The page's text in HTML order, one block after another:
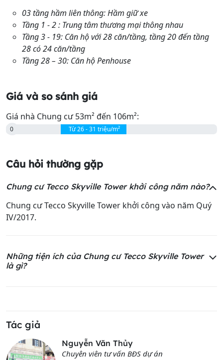
Trường THCS Ngũ Hiệp
WVG2+PR8, Ngũ Hiệp
03 tầng hầm liên thông: Hầm giữ xe
Tầng 1 - 2 : Trung tâm thương mại thông nhau
Tầng 3 - 19: Căn hộ với 28 căn/tầng, tầng 20 đến tầng
28 có 24 căn/tầng
Tầng 28 – 30: Căn hộ Penhouse
Giá và so sánh giá
Giá nhà Chung cư 53m² đến 106m²:
0 Từ 26 - 31 triệu/m²
Câu hỏi thường gặp
Chung cư Tecco Skyville Tower khởi công năm nào?
Chung cư Tecco Skyville Tower khởi công vào năm Quý
IV/2017.
Những tiện ích của Chung cư Tecco Skyville Tower
là gì?
Tác giả
Nguyễn Văn Thủy
Chuyên viên tư vấn BĐS dự án